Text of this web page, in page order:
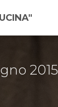
2015